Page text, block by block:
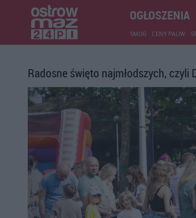
OGŁOSZENIA
SMOG CENY PALIW
Radosne święto najmłodszych,